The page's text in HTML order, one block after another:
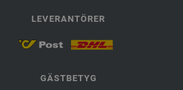
LEVERANTÖRER
GÄSTBETYG